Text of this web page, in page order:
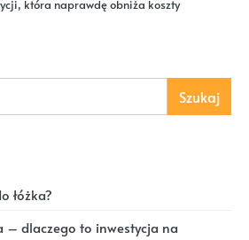
która naprawdę obniża koszty
Szukaj
łóżka?
– dlaczego to inwestycja na